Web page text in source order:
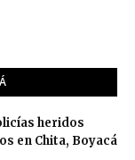
heridos
en Chita, Boyacá